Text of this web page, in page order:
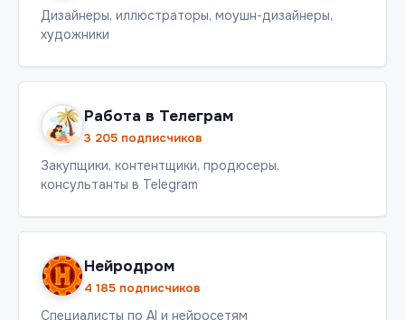
Дизайнеры, иллюстраторы, моушн-дизайнеры,
художники
Работа в Телеграм
3 205 подписчиков
Закупщики, контентщики, продюсеры,
консультанты в Telegram
Нейродром
4 185 подписчиков
Специалисты по AI и нейросетям